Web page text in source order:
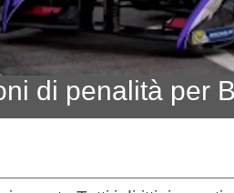
di penalità per